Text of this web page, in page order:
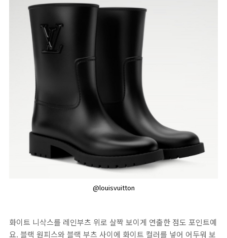
@louisvuitton
화이트 니삭스를 레인부츠 위로 살짝 보이게 연출한 점도 포인트예
요. 블랙 원피스와 블랙 부츠 사이에 화이트 컬러를 넣어 어두워 보